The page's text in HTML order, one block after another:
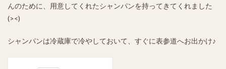
んのために、用意してくれたシャンパンを持ってきてくれました
(><)
シャンパンは冷蔵庫で冷やしておいて、すぐに表参道へお出かけ♪